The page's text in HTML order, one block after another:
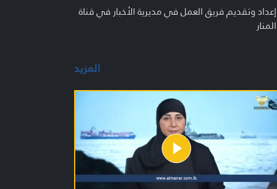
إعداد وتقديم فريق العمل في مديرية الأخبار في قناة
المنار
المزيد